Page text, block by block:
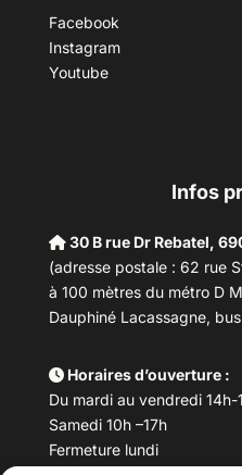
Facebook
Instagram
Youtube
Infos
30 B rue Dr Rebatel,
(adresse postale : 62 rue
à 100 mètres du métro D
Dauphiné Lacassagne,
Horaires d’ouverture :
Du mardi au vendredi 14h-
Samedi 10h –17h
Fermeture lundi